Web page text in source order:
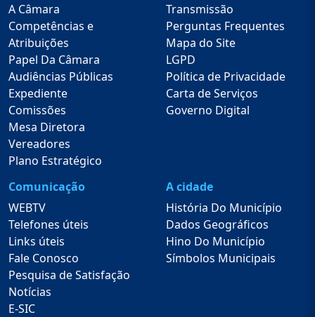
A Câmara
Competências e
Atribuições
Papel Da Câmara
Audiências Públicas
Expediente
Comissões
Mesa Diretora
Vereadores
Plano Estratégico
Transmissão
Perguntas Frequentes
Mapa do Site
LGPD
Política de Privacidade
Carta de Serviços
Governo Digital
Comunicação
WEBTV
Telefones úteis
Links úteis
Fale Conosco
Pesquisa de Satisfação
Notícias
E-SIC
A cidade
História Do Município
Dados Geográficos
Hino Do Município
Símbolos Municipais